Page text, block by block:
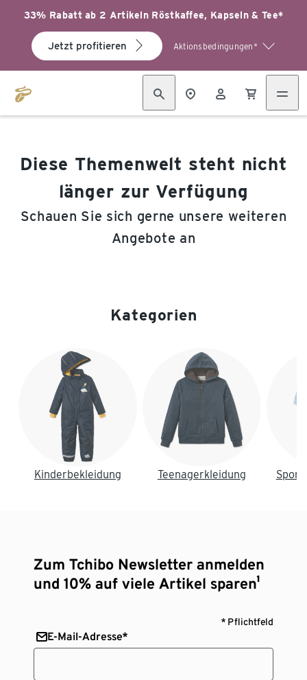
33% Rabatt ab 2 Artikeln Röstkaffee, Kapseln & Tee*
Jetzt profitieren Aktionsbedingungen*
Diese Themenwelt steht nicht
länger zur Verfügung
Schauen Sie sich gerne unsere weiteren
Angebote an
Kategorien
Kinderbekleidung Teenagerkleidung
Zum Tchibo Newsletter anmelden
und 10% auf viele Artikel sparen¹
* Pflichtfeld
E-Mail-Adresse*